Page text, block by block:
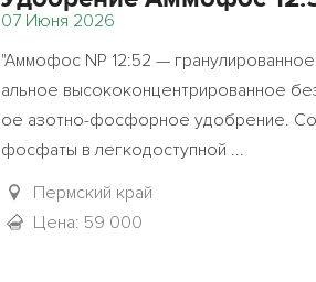
07 Июня 2026
"Аммофос NP 12:52 —
альное высококонцентрированное
ое азотно-фосфорное удобрение.
фосфаты в легкодоступной ...
Пермский край
Цена: 59 000